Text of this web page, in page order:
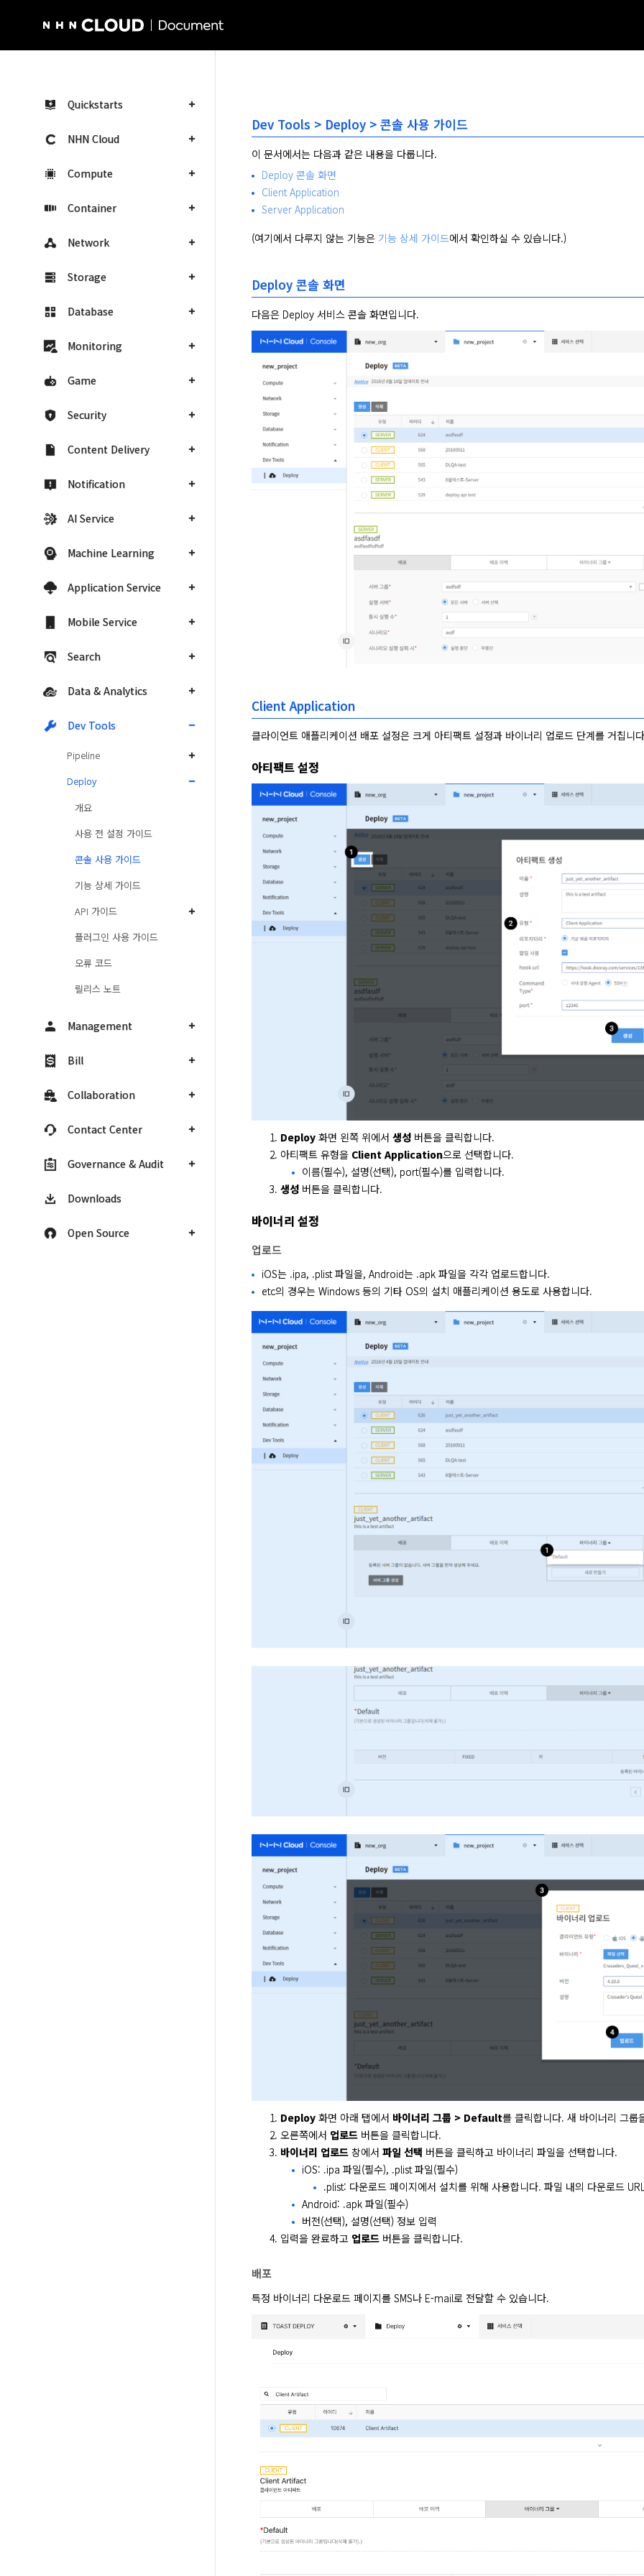
Quickstarts
NHN Cloud
Compute
Container
Network
Storage
Database
Monitoring
Game
Security
Content Delivery
Notification
AI Service
Machine Learning
Application Service
Mobile Service
Search
Data & Analytics
Dev Tools
Pipeline
Deploy
개요
사용 전 설정 가이드
콘솔 사용 가이드
기능 상세 가이드
API 가이드
플러그인 사용 가이드
오류 코드
릴리스 노트
Management
Bill
Collaboration
Contact Center
Governance & Audit
Downloads
Open Source
Dev Tools > Deploy > 콘솔 사용 가이드
이 문서에서는 다음과 같은 내용을 다룹니다.
Deploy 콘솔 화면
Client Application
Server Application
(여기에서 다루지 않는 기능은 기능 상세 가이드에서 확인하실 수 있습니다.)
Deploy 콘솔 화면
다음은 Deploy 서비스 콘솔 화면입니다.
Client Application
클라이언트 애플리케이션 배포 설정은 크게 아티팩트 설정과 바이너리 업로드 단계를 거칩니
아티팩트 설정
Deploy 화면 왼쪽 위에서 생성 버튼을 클릭합니다.
아티팩트 유형을 Client Application으로 선택합니다.
이름(필수), 설명(선택), port(필수)를 입력합니다.
생성 버튼을 클릭합니다.
바이너리 설정
업로드
iOS는 .ipa, .plist 파일을, Android는 .apk 파일을 각각 업로드합니다.
etc의 경우는 Windows 등의 기타 OS의 설치 애플리케이션 용도로 사용합니다.
Deploy 화면 아래 탭에서 바이너리 그룹 > Default를 클릭합니다. 새 바이너리 그룹
오른쪽에서 업로드 버튼을 클릭합니다.
바이너리 업로드 창에서 파일 선택 버튼을 클릭하고 바이너리 파일을 선택합니다.
iOS: .ipa 파일(필수), .plist 파일(필수)
.plist: 다운로드 페이지에서 설치를 위해 사용합니다. 파일 내의 다운로드
Android: .apk 파일(필수)
버전(선택), 설명(선택) 정보 입력
입력을 완료하고 업로드 버튼을 클릭합니다.
배포
특정 바이너리 다운로드 페이지를 SMS나 E-mail로 전달할 수 있습니다.